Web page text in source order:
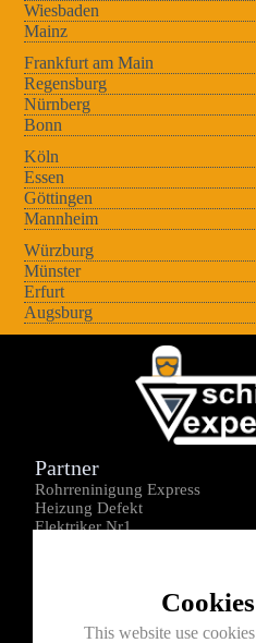
Wiesbaden
Mainz
Frankfurt am Main
Regensburg
Nürnberg
Bonn
Köln
Essen
Göttingen
Mannheim
Würzburg
Münster
Erfurt
Augsburg
This website use
Partner
Rohrreninigung Express
Heizung Defekt
Elektriker Nr1
Kontakt